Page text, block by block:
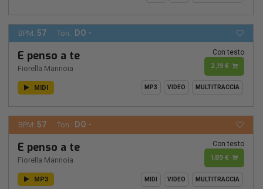
BPM: 57 Ton.: DO -
E penso a te
Fiorella Mannoia
Con testo
2,19 €
MIDI MP3 VIDEO MULTITRACCIA
BPM: 57 Ton.: DO -
E penso a te
Fiorella Mannoia
Con testo
1,89 €
MP3 MIDI VIDEO MULTITRACCIA